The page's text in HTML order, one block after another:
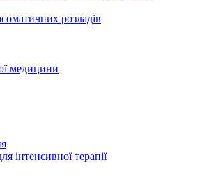
розладів
медицини
інтенсивної терапії